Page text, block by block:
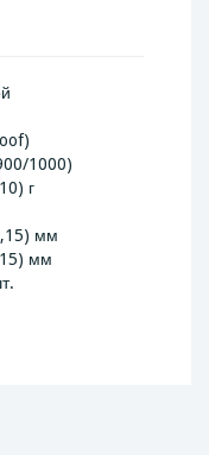
1000)
г
мм
мм